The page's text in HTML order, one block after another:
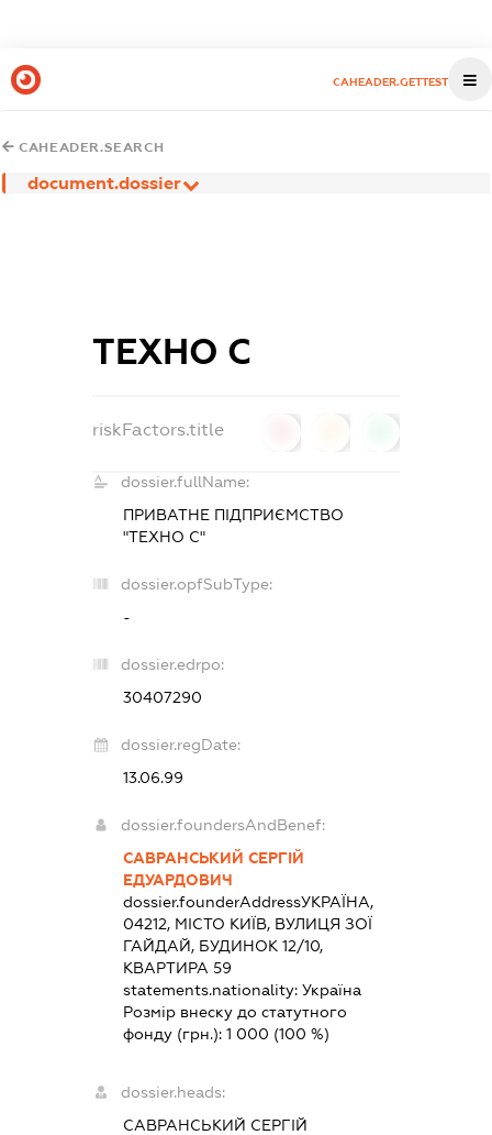
CAHEADER.GETTEST
CAHEADER.SEARCH
document.dossier
ТЕХНО С
riskFactors.title
dossier.fullName:
ПРИВАТНЕ ПІДПРИЄМСТВО
"ТЕХНО С"
dossier.opfSubType:
-
dossier.edrpo:
30407290
dossier.regDate:
13.06.99
dossier.foundersAndBenef:
САВРАНСЬКИЙ СЕРГІЙ
ЕДУАРДОВИЧ
dossier.founderAddressУКРАЇНА,
04212, МІСТО КИЇВ, ВУЛИЦЯ ЗОЇ
ГАЙДАЙ, БУДИНОК 12/10,
КВАРТИРА 59
statements.nationality:Україна
Розмір внеску до статутного
фонду (грн.):1 000 (100 %)
dossier.heads:
САВРАНСЬКИЙ СЕРГІЙ